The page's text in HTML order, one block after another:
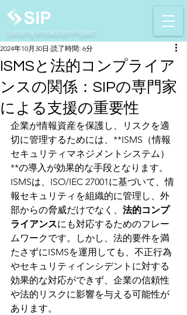
Security Innovation Project
ISMSと法的コンプライア
ンスの関係：SIPの専門家
による支援の重要性
2024年10月30日 読了時間: 6分
企業が情報資産を保護し、リスクを適
切に管理するためには、**ISMS（情報
セキュリティマネジメントシステム）
**の導入が効果的な手段となります。
ISMSは、ISO/IEC 27001に基づいて、情
報セキュリティを組織的に管理し、外
部からの脅威だけでなく、 法的コンプ
ライアンスにも対応するためのフレー
ムワークです。しかし、法的要件を満
たさずにISMSを運用しても、不正行為
やセキュリティインシデントに対する
効果的な対応ができず、企業の信頼性
や法的リスクに影響を与える可能性が
あります。